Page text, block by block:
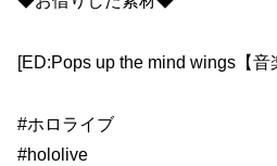
[ED:Pops up the mind wings【音
#ホロライブ
#hololive